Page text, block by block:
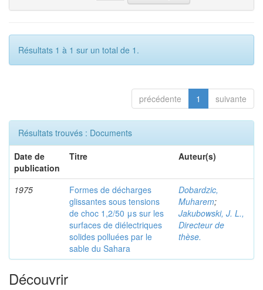
Résultats 1 à 1 sur un total de 1.
précédente 1 suivante
Résultats trouvés : Documents
Date de
publication
Titre Auteur(s)
1975
Formes de décharges
glissantes sous tensions
de choc 1,2/50 μs sur les
surfaces de diélectriques
solides polluées par le
sable du Sahara
Dobardzic,
Muharem;
Jakubowski, J. L.,
Directeur de
thèse.
Découvrir